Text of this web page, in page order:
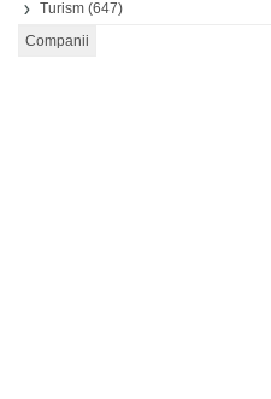
Turism (647)